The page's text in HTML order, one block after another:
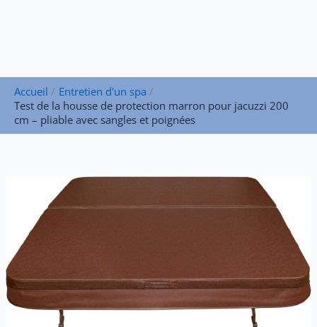
Accueil
Entretien d'un spa
Test de la housse de protection marron pour jacuzzi 200
cm – pliable avec sangles et poignées